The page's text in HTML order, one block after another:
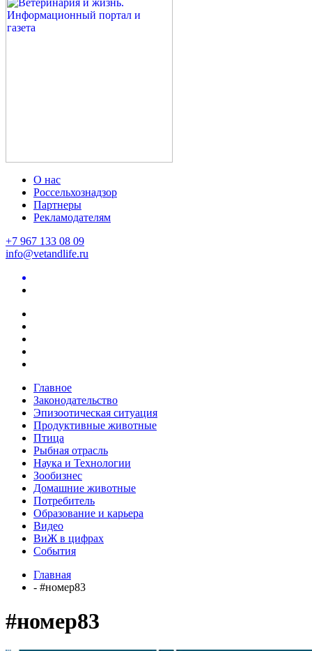
О нас
Россельхознадзор
Партнеры
Рекламодателям
+7 967 133 08 09
info@vetandlife.ru
Главное
Законодательство
Эпизоотическая ситуация
Продуктивные животные
Птица
Рыбная отрасль
Наука и Технологии
Зообизнес
Домашние животные
Потребитель
Образование и карьера
Видео
ВиЖ в цифрах
События
Главная
- #номер83
#номер83